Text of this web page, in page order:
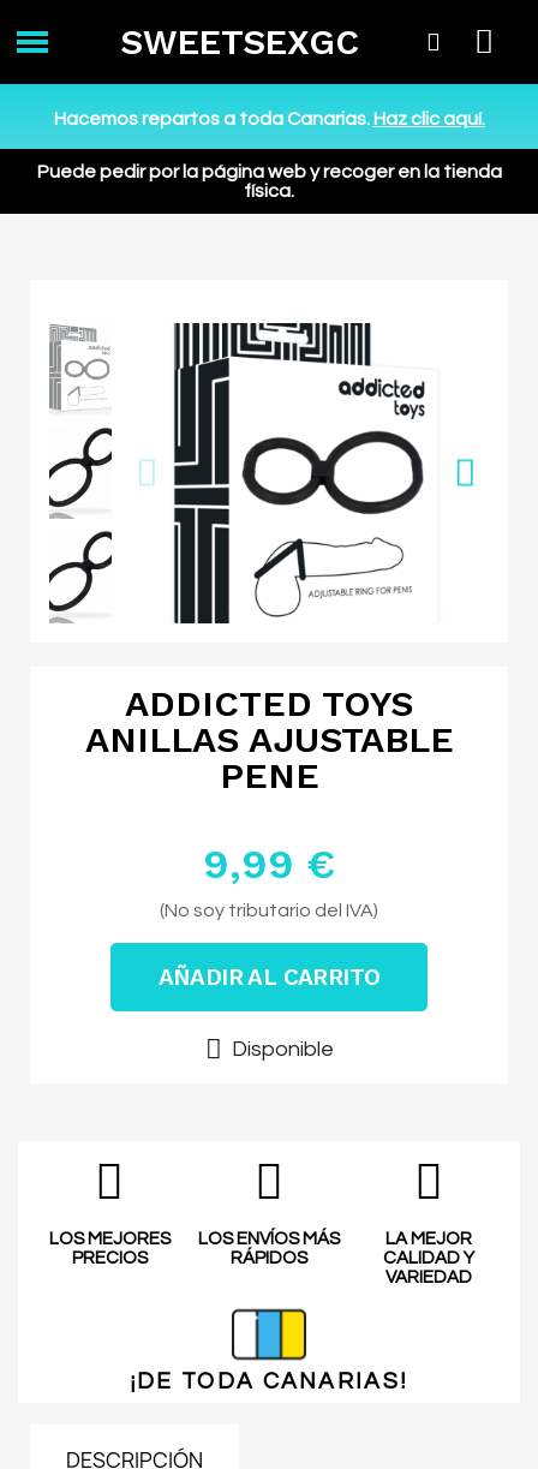
SWEETSEXGC
Hacemos repartos a toda Canarias.Haz clic aquí.
Puede pedir por la página web y recoger en la tienda
física.
ADDICTED TOYS
ANILLAS AJUSTABLE
PENE
9,99 €
Impuestos excluidos
(No soy tributario del IVA)
AÑADIR AL CARRITO
Disponible
LOS MEJORES
PRECIOS
LOS ENVÍOS MÁS
RÁPIDOS
LA MEJOR
CALIDAD Y
VARIEDAD
¡DE TODA CANARIAS!
DESCRIPCIÓN